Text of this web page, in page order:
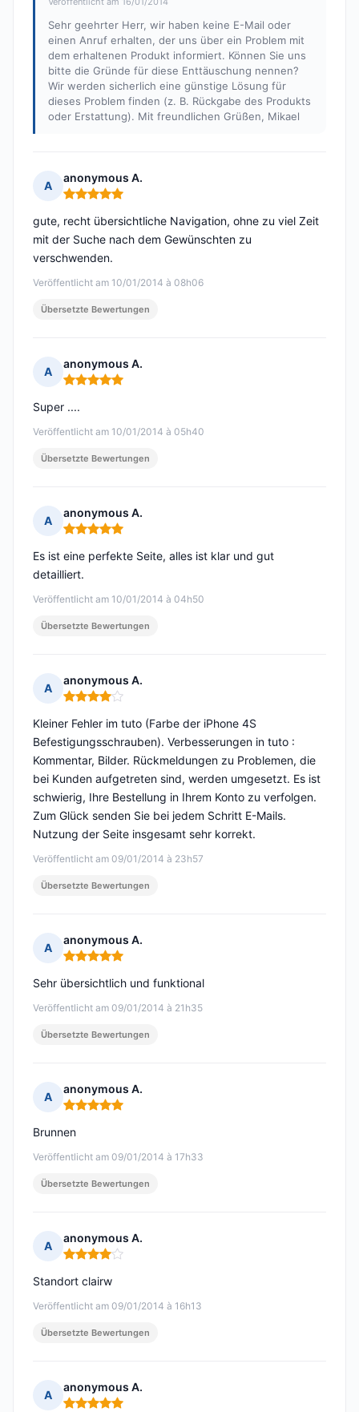
Sehr geehrter Herr, wir haben keine E-Mail oder
einen Anruf erhalten, der uns über ein Problem mit
dem erhaltenen Produkt informiert. Können Sie uns
bitte die Gründe für diese Enttäuschung nennen?
Wir werden sicherlich eine günstige Lösung für
dieses Problem finden (z. B. Rückgabe des Produkts
oder Erstattung). Mit freundlichen Grüßen, Mikael
A
anonymous A.
Hinweis: 5 von 5
Veröffentlicht am 10/01/2014 à 08h06
gute, recht übersichtliche Navigation, ohne zu viel Zeit
mit der Suche nach dem Gewünschten zu
verschwenden.
Übersetzte Bewertungen
A
anonymous A.
Hinweis: 5 von 5
Veröffentlicht am 10/01/2014 à 05h40
Super ....
Übersetzte Bewertungen
A
anonymous A.
Hinweis: 5 von 5
Veröffentlicht am 10/01/2014 à 04h50
Es ist eine perfekte Seite, alles ist klar und gut
detailliert.
Übersetzte Bewertungen
A
anonymous A.
Hinweis: 4 von 5
Veröffentlicht am 09/01/2014 à 23h57
Kleiner Fehler im tuto (Farbe der iPhone 4S
Befestigungsschrauben). Verbesserungen in tuto :
Kommentar, Bilder. Rückmeldungen zu Problemen, die
bei Kunden aufgetreten sind, werden umgesetzt. Es ist
schwierig, Ihre Bestellung in Ihrem Konto zu verfolgen.
Zum Glück senden Sie bei jedem Schritt E-Mails.
Nutzung der Seite insgesamt sehr korrekt.
Übersetzte Bewertungen
A
anonymous A.
Hinweis: 5 von 5
Veröffentlicht am 09/01/2014 à 21h35
Sehr übersichtlich und funktional
Übersetzte Bewertungen
A
anonymous A.
Hinweis: 5 von 5
Veröffentlicht am 09/01/2014 à 17h33
Brunnen
Übersetzte Bewertungen
A
anonymous A.
Hinweis: 4 von 5
Veröffentlicht am 09/01/2014 à 16h13
Standort clairw
Übersetzte Bewertungen
A
anonymous A.